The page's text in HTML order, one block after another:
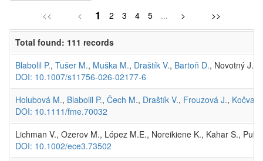
<< < 1 2 3 4 5 ... > >>
Total found: 111 records
Blabolil P., Tušer M., Muška M., Draštík V., Bartoň D., Novotný J.,
DOI: 10.1007/s11756-026-02177-6
Holubová M., Blabolil P., Čech M., Draštík V., Frouzová J.,
DOI: 10.1111/fme.70032
Lichman V., Ozerov M., López M.E., Noreikiene K., Kahar S.,
DOI: 10.1002/ece3.73502